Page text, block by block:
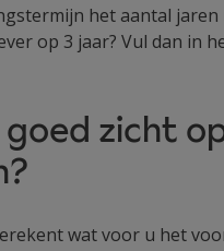
het aantal jaren
op 3 jaar? Vul dan in
zicht
wat voor u het